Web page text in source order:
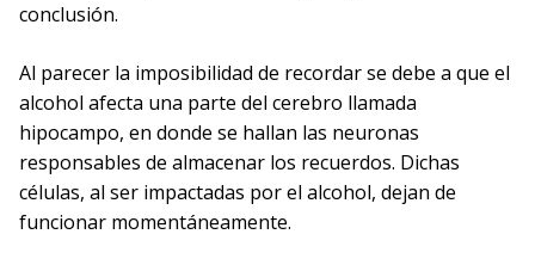
conclusión.
Al parecer la imposibilidad de recordar se debe a que el
alcohol afecta una parte del cerebro llamada
hipocampo, en donde se hallan las neuronas
responsables de almacenar los recuerdos. Dichas
células, al ser impactadas por el alcohol, dejan de
funcionar momentáneamente.